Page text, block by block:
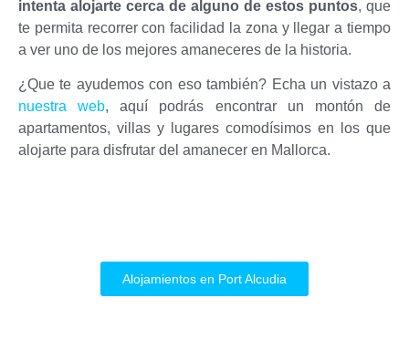
intenta alojarte cerca de alguno de estos puntos, que
te permita recorrer con facilidad la zona y llegar a tiempo
a ver uno de los mejores amaneceres de la historia.
¿Que te ayudemos con eso también? Echa un vistazo a
nuestra web, aquí podrás encontrar un montón de
apartamentos, villas y lugares comodísimos en los que
alojarte para disfrutar del amanecer en Mallorca.
Alojamientos en Port Alcudia